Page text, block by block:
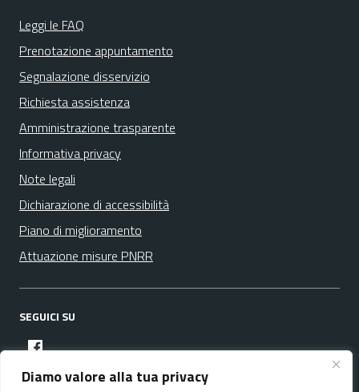
Diamo valore alla tua privacy
Leggi le FAQ
Prenotazione appuntamento
Segnalazione disservizio
Richiesta assistenza
Amministrazione trasparente
Informativa privacy
Note legali
Dichiarazione di accessibilità
Piano di miglioramento
Attuazione misure PNRR
SEGUICI SU
facebook